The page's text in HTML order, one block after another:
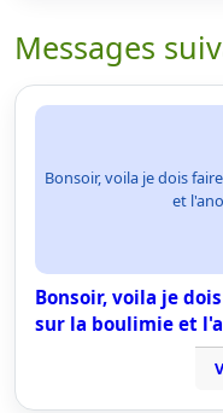
Messages
Bonsoir, voila je dois
et
Bonsoir, voila je
sur la boulimie et